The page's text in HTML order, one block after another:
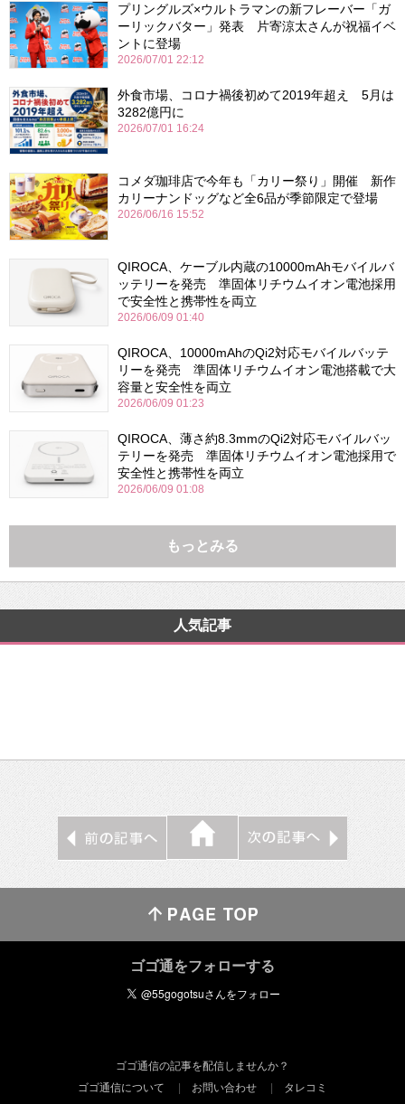
プリングルズ×ウルトラマンの新フレーバー「ガ
ーリックバター」発表 片寄涼太さんが祝福イベ
ントに登場
2026/07/01 22:12
外食市場、コロナ禍後初めて2019年超え 5月は
3282億円に
2026/07/01 16:24
コメダ珈琲店で今年も「カリー祭り」開催 新作
カリーナンドッグなど全6品が季節限定で登場
2026/06/16 15:52
QIROCA、ケーブル内蔵の10000mAhモバイルバ
ッテリーを発売 準固体リチウムイオン電池採用
で安全性と携帯性を両立
2026/06/09 01:40
QIROCA、10000mAhのQi2対応モバイルバッテ
リーを発売 準固体リチウムイオン電池搭載で大
容量と安全性を両立
2026/06/09 01:23
QIROCA、薄さ約8.3mmのQi2対応モバイルバッ
テリーを発売 準固体リチウムイオン電池採用で
安全性と携帯性を両立
2026/06/09 01:08
もっとみる
人気記事
ゴゴ通をフォローする
ゴゴ通信の記事を配信しませんか？
ゴゴ通信について
お問い合わせ タレコミ